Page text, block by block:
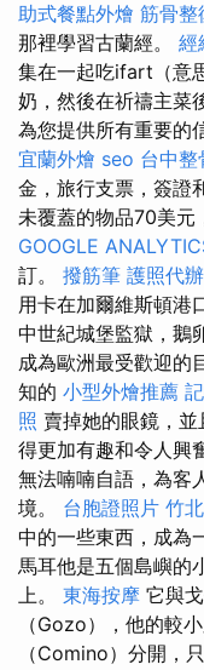
助式餐點外燴 筋骨整
那裡學習古蘭經。 經
集在一起吃ifart（意
奶，然後在祈禱主菜
為您提供所有重要的
宜蘭外燴 seo 台中整
金，旅行支票，簽證
未覆蓋的物品70美元
GOOGLE
訂。 撥筋筆 護照代辦
用卡在加爾維斯頓港
中世紀城堡監獄，鵝
成為歐洲最受歡迎的
知的 小型外燴推薦
照 賣掉她的眼鏡，
得更加有趣和令人興
無法喃喃自語，為客
境。 台胞證照片 竹
中的一些東西，成為
馬耳他是五個島嶼的
上。 東海按摩 它與
（Gozo），他的較
（Comino）分開，